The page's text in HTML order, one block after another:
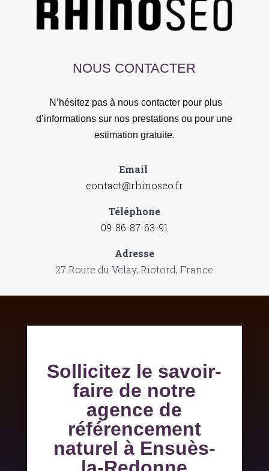
NOUS CONTACTER
N’hésitez pas à nous contacter pour plus
d’informations sur nos prestations ou pour une
estimation gratuite.
Email
contact@rhinoseo.fr
Téléphone
09-86-87-63-91
Adresse
27 Route du Velay, Riotord, France
Sollicitez le savoir-
faire de notre
agence de
référencement
naturel à Ensuès-